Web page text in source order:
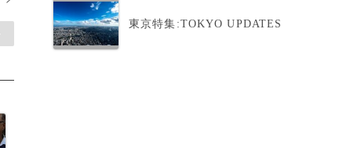
東京特集:TOKYO UPDATES